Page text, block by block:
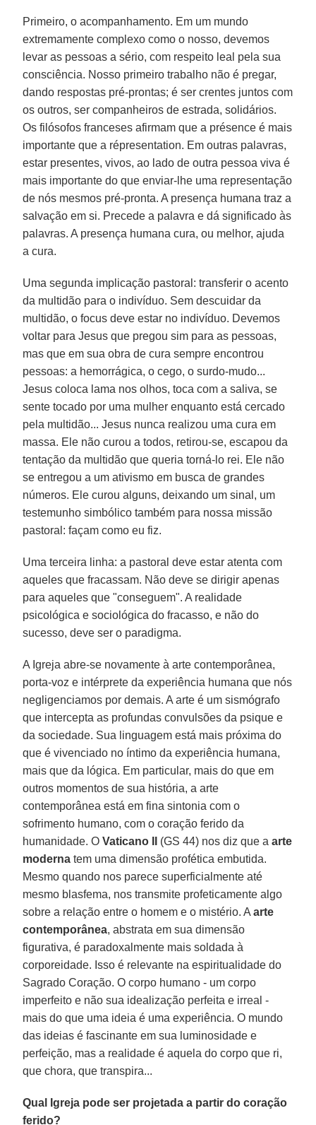
Primeiro, o acompanhamento. Em um mundo
extremamente complexo como o nosso, devemos
levar as pessoas a sério, com respeito leal pela sua
consciência. Nosso primeiro trabalho não é pregar,
dando respostas pré-prontas; é ser crentes juntos com
os outros, ser companheiros de estrada, solidários.
Os filósofos franceses afirmam que a présence é mais
importante que a répresentation. Em outras palavras,
estar presentes, vivos, ao lado de outra pessoa viva é
mais importante do que enviar-lhe uma representação
de nós mesmos pré-pronta. A presença humana traz a
salvação em si. Precede a palavra e dá significado às
palavras. A presença humana cura, ou melhor, ajuda
a cura.
Uma segunda implicação pastoral: transferir o acento
da multidão para o indivíduo. Sem descuidar da
multidão, o focus deve estar no indivíduo. Devemos
voltar para Jesus que pregou sim para as pessoas,
mas que em sua obra de cura sempre encontrou
pessoas: a hemorrágica, o cego, o surdo-mudo...
Jesus coloca lama nos olhos, toca com a saliva, se
sente tocado por uma mulher enquanto está cercado
pela multidão... Jesus nunca realizou uma cura em
massa. Ele não curou a todos, retirou-se, escapou da
tentação da multidão que queria torná-lo rei. Ele não
se entregou a um ativismo em busca de grandes
números. Ele curou alguns, deixando um sinal, um
testemunho simbólico também para nossa missão
pastoral: façam como eu fiz.
Uma terceira linha: a pastoral deve estar atenta com
aqueles que fracassam. Não deve se dirigir apenas
para aqueles que "conseguem". A realidade
psicológica e sociológica do fracasso, e não do
sucesso, deve ser o paradigma.
A Igreja abre-se novamente à arte contemporânea,
porta-voz e intérprete da experiência humana que nós
negligenciamos por demais. A arte é um sismógrafo
que intercepta as profundas convulsões da psique e
da sociedade. Sua linguagem está mais próxima do
que é vivenciado no íntimo da experiência humana,
mais que da lógica. Em particular, mais do que em
outros momentos de sua história, a arte
contemporânea está em fina sintonia com o
sofrimento humano, com o coração ferido da
humanidade. OVaticano II (GS 44) nos diz que aarte
moderna tem uma dimensão profética embutida.
Mesmo quando nos parece superficialmente até
mesmo blasfema, nos transmite profeticamente algo
sobre a relação entre o homem e o mistério. Aarte
contemporânea, abstrata em sua dimensão
figurativa, é paradoxalmente mais soldada à
corporeidade. Isso é relevante na espiritualidade do
Sagrado Coração. O corpo humano - um corpo
imperfeito e não sua idealização perfeita e irreal -
mais do que uma ideia é uma experiência. O mundo
das ideias é fascinante em sua luminosidade e
perfeição, mas a realidade é aquela do corpo que ri,
que chora, que transpira...
Qual Igreja pode ser projetada a partir do coração
ferido?